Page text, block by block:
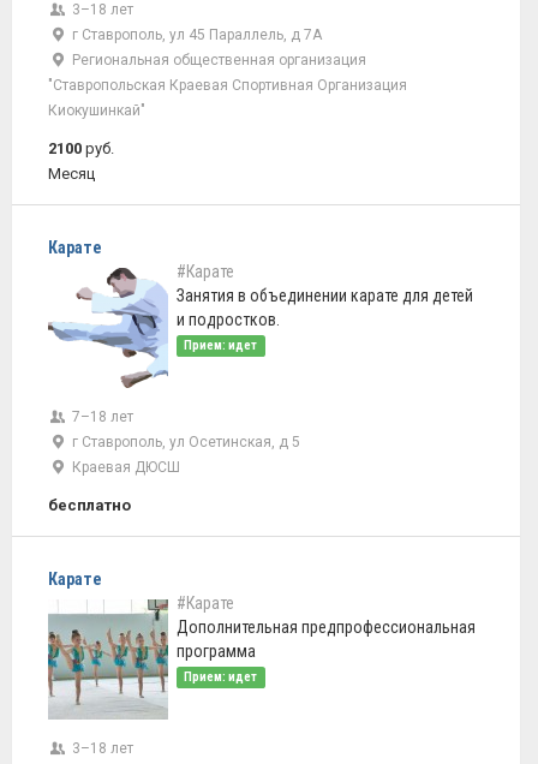
3–18 лет
г Ставрополь, ул 45 Параллель, д 7А
Региональная общественная организация
"Ставропольская Краевая Спортивная Организация
Киокушинкай"
2100 руб.
Месяц
Карате
#Карате
Занятия в объединении карате для детей
и подростков.
Прием: идет
7–18 лет
г Ставрополь, ул Осетинская, д 5
Краевая ДЮСШ
бесплатно
Карате
#Карате
Дополнительная предпрофессиональная
программа
Прием: идет
3–18 лет